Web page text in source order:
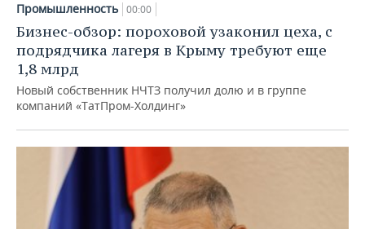
Промышленность 00:00
Бизнес-обзор: пороховой узаконил цеха, с
подрядчика лагеря в Крыму требуют еще
1,8 млрд
Новый собственник НЧТЗ получил долю и в группе
компаний «ТатПром-Холдинг»